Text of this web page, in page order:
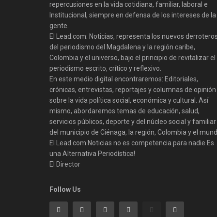
repercusiones en la vida cotidiana, familiar, laboral e
Institucional, siempre en defensa de los intereses de la
gente.
El Lead.com: Noticias, representa los nuevos
del periodismo del Magdalena y la región caribe,
Colombia y el universo, bajo el principio de revitalizar el
periodismo escrito, crítico y reflexivo.
En este medio digital encontraremos: Editoriales,
crónicas, entrevistas, reportajes y columnas de opinión
sobre la vida política social, económica y cultural. Así
mismo, abordaremos temas de educación, salud,
servicios públicos, deporte y del núcleo social y familiar
del municipio de Ciénaga, la región, Colombia y el
El Lead.com Noticias no es competencia para nadie Es
una Alternativa Periodística!
El Director
Follow Us